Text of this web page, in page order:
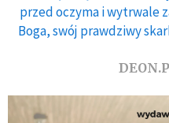
przed oczyma i wytrwale
Boga, swój prawdziwy